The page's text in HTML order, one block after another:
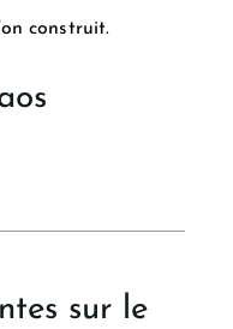
construit.
sur le